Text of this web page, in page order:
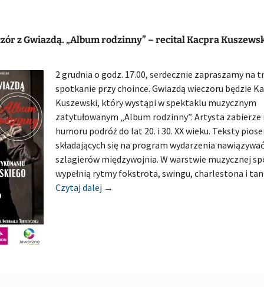
z Gwiazdą. „Album rodzinny” – recital Kacpra
2 grudnia o godz. 17.00, serdecznie zapraszamy na
spotkanie przy choince. Gwiazdą wieczoru będzie
Kuszewski, który wystąpi w spektaklu muzycznym
zatytułowanym „Album rodzinny”. Artysta zabierze
humoru podróż do lat 20. i 30. XX wieku. Teksty
składających się na program wydarzenia
szlagierów międzywojnia. W warstwie muzycznej
wypełnią rytmy fokstrota, swingu, charlestona i
Czytaj dalej [Zapowiedź] MIEJSKA BIBLIOTEKA
→